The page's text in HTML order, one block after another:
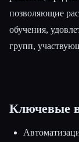
позволяющие
обучения,
групп,
Ключевые